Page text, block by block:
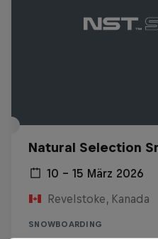
Natural Selection
10 – 15 März 2026
Revelstoke, Kanada
SNOWBOARDING